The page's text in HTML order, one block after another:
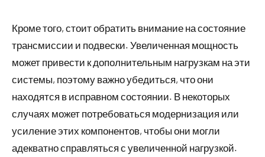
Кроме того, стоит обратить внимание на состояние
трансмиссии и подвески. Увеличенная мощность
может привести к дополнительным нагрузкам на эти
системы, поэтому важно убедиться, что они
находятся в исправном состоянии. В некоторых
случаях может потребоваться модернизация или
усиление этих компонентов, чтобы они могли
адекватно справляться с увеличенной нагрузкой.